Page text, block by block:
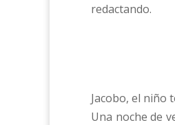
redactando.
Jacobo, el niño
Una noche de